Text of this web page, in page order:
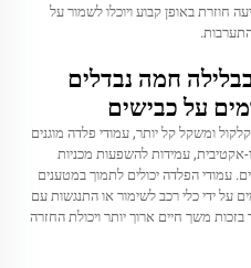
חוזרת באופן קבוע ויוכלו לשמור על
חמה נבדלים
על כבישים
ומשקל קל יותר, עמודי פלדה מוגנים
עמידות להשפעות מכניות
עמודי הפלדה יכולים לתמוך במטענים
על ידי כלי רכב לשימור או התנגשות עם
משך חיים ארוך יותר ויכולת החזרה